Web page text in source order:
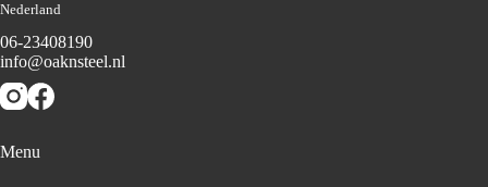
Nederland
06-23408190
info@oaknsteel.nl
Menu